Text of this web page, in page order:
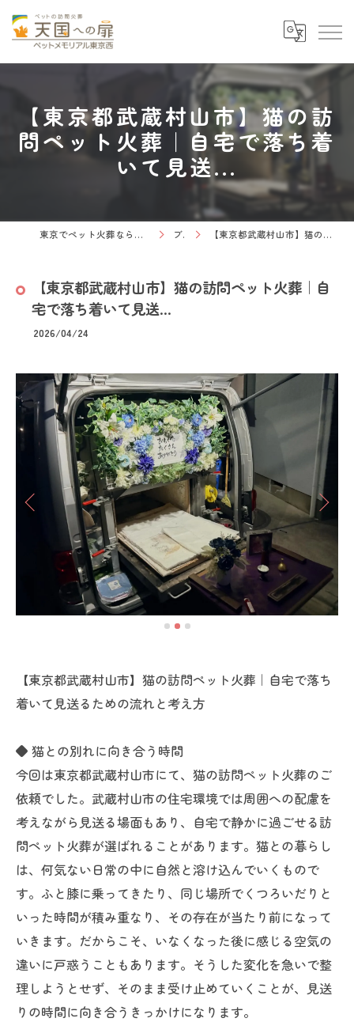
【東京都武蔵村山市】猫の訪
問ペット火葬｜自宅で落ち着
いて見送...
東京でペット火葬なら天国への扉 ペットメモリアル東京西 ブログ 【東京都武蔵村山市】猫の訪問ペット火葬｜自宅で落ち着いて見送...
【東京都武蔵村山市】猫の訪問ペット火葬｜自
宅で落ち着いて見送...
2026/04/24
【東京都武蔵村山市】猫の訪問ペット火葬｜自宅で落ち
着いて見送るための流れと考え方
◆ 猫との別れに向き合う時間
今回は東京都武蔵村山市にて、猫の訪問ペット火葬のご
依頼でした。武蔵村山市の住宅環境では周囲への配慮を
考えながら見送る場面もあり、自宅で静かに過ごせる訪
問ペット火葬が選ばれることがあります。猫との暮らし
は、何気ない日常の中に自然と溶け込んでいくもので
す。ふと膝に乗ってきたり、同じ場所でくつろいだりと
いった時間が積み重なり、その存在が当たり前になって
いきます。だからこそ、いなくなった後に感じる空気の
違いに戸惑うこともあります。そうした変化を急いで整
理しようとせず、そのまま受け止めていくことが、見送
りの時間に向き合うきっかけになります。